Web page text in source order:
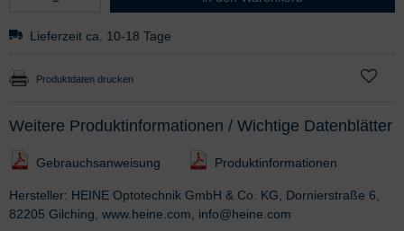
Lieferzeit ca. 10-18 Tage
Produktdaten drucken
Weitere Produktinformationen / Wichtige Datenblätter
Gebrauchsanweisung Produktinformationen
Hersteller: HEINE Optotechnik GmbH & Co. KG, Dornierstraße 6,
82205 Gilching, www.heine.com, info@heine.com